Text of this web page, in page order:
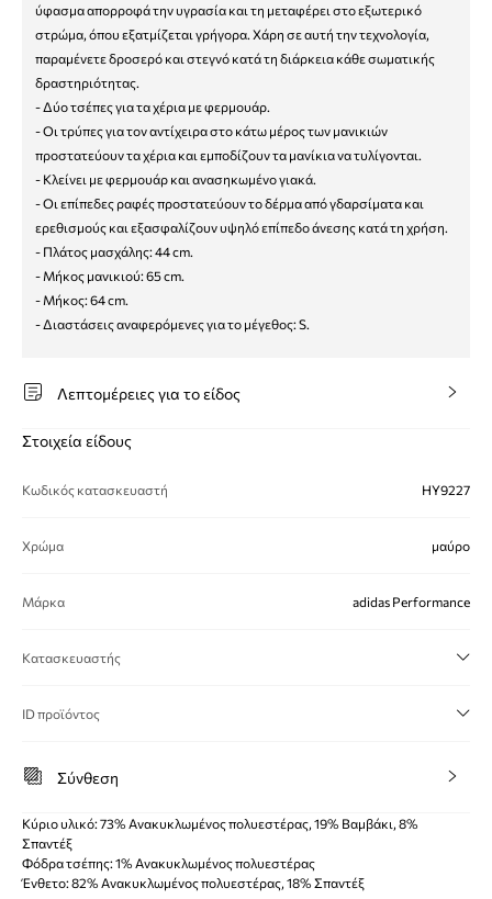
ύφασμα απορροφά την υγρασία και τη μεταφέρει στο εξωτερικό
στρώμα, όπου εξατμίζεται γρήγορα. Χάρη σε αυτή την τεχνολογία,
παραμένετε δροσερό και στεγνό κατά τη διάρκεια κάθε σωματικής
δραστηριότητας.
- Δύο τσέπες για τα χέρια με φερμουάρ.
- Οι τρύπες για τον αντίχειρα στο κάτω μέρος των μανικιών
προστατεύουν τα χέρια και εμποδίζουν τα μανίκια να τυλίγονται.
- Κλείνει με φερμουάρ και ανασηκωμένο γιακά.
- Οι επίπεδες ραφές προστατεύουν το δέρμα από γδαρσίματα και
ερεθισμούς και εξασφαλίζουν υψηλό επίπεδο άνεσης κατά τη χρήση.
- Πλάτος μασχάλης: 44 cm.
- Μήκος μανικιού: 65 cm.
- Μήκος: 64 cm.
- Διαστάσεις αναφερόμενες για το μέγεθος: S.
Λεπτομέρειες για το είδος
Στοιχεία είδους
Κωδικός κατασκευαστή HY9227
Χρώμα μαύρο
Μάρκα adidas Performance
Κατασκευαστής
ID προϊόντος
Σύνθεση
Κύριο υλικό: 73% Ανακυκλωμένος πολυεστέρας, 19% Βαμβάκι, 8%
Σπαντέξ
Φόδρα τσέπης: 1% Ανακυκλωμένος πολυεστέρας
Ένθετο: 82% Ανακυκλωμένος πολυεστέρας, 18% Σπαντέξ